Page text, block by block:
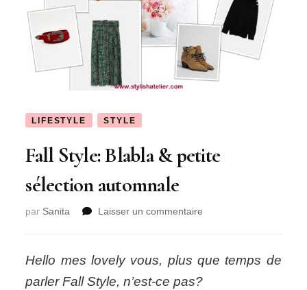
LIFESTYLE STYLE
Fall Style: Blabla & petite
sélection automnale
par Sanita Laisser un commentaire
Blabla
&
petite
Hello mes lovely vous, plus que temps de
parler Fall Style, n’est-ce pas?